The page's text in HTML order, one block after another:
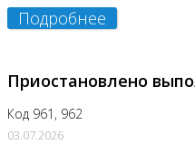
Подробнее
Приостановлено
Код 961, 962
03.07.2026